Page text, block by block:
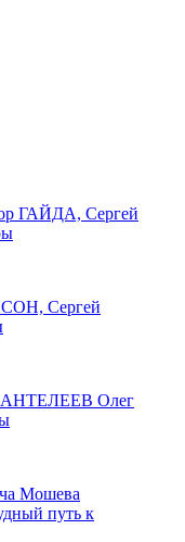
ГАЙДА, Сергей
Сергей
ПАНТЕЛЕЕВ Олег
Мошева
путь к